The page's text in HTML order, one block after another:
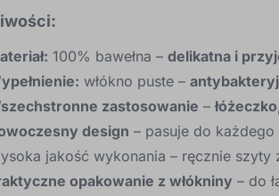
100% bawełna – delikatna i
włókno puste –
zastosowanie –
design – pasuje do każdego
jakość wykonania – ręcznie szyty
opakowanie z włókniny – do